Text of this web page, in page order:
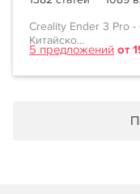
Creality Ender 3 Pro
Китайско...
5 предложений от